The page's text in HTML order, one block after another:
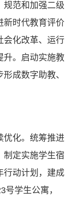
规范和加强二级
新时代教育评价
会化改革、运行
升。启动实施教
成数字助教、
优化。统筹推进
制定实施学生宿
行动计划，建成
学生公寓，